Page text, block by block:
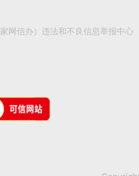
网信办）违法和不良信息举报中心